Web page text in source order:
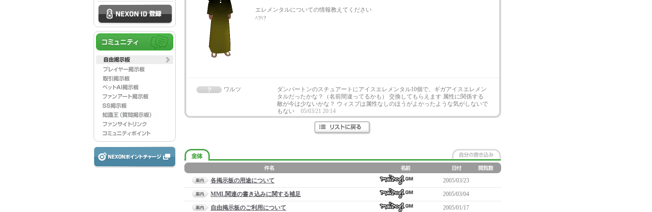
エレメンタルについての情報教えてください
^?^?
ワルツ
ダンバートンのスチュアートにアイスエレメンタル10個で、ギガアイスエレメン
タルだったかな？（名前間違ってるかも） 交換してもらえます 属性に関係する
敵が今は少ないかな？ ウィスプは属性なしのほうがよかったような気がしないで
もない
05/03/21 20:14
各掲示板の用途について
2005/03/23
MML関連の書き込みに関する補足
2005/03/04
自由掲示板のご利用について
2005/01/17